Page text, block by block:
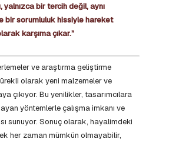
bir tercih değil, aynı
bir sorumluluk hissiyle hareket
karşıma çıkar.”
ve araştırma geliştirme
olarak yeni malzemeler ve
çıkıyor. Bu yenilikler, tasarımcılara
yöntemlerle çalışma imkanı ve
sunuyor. Sonuç olarak, hayalimdeki
her zaman mümkün olmayabilir,